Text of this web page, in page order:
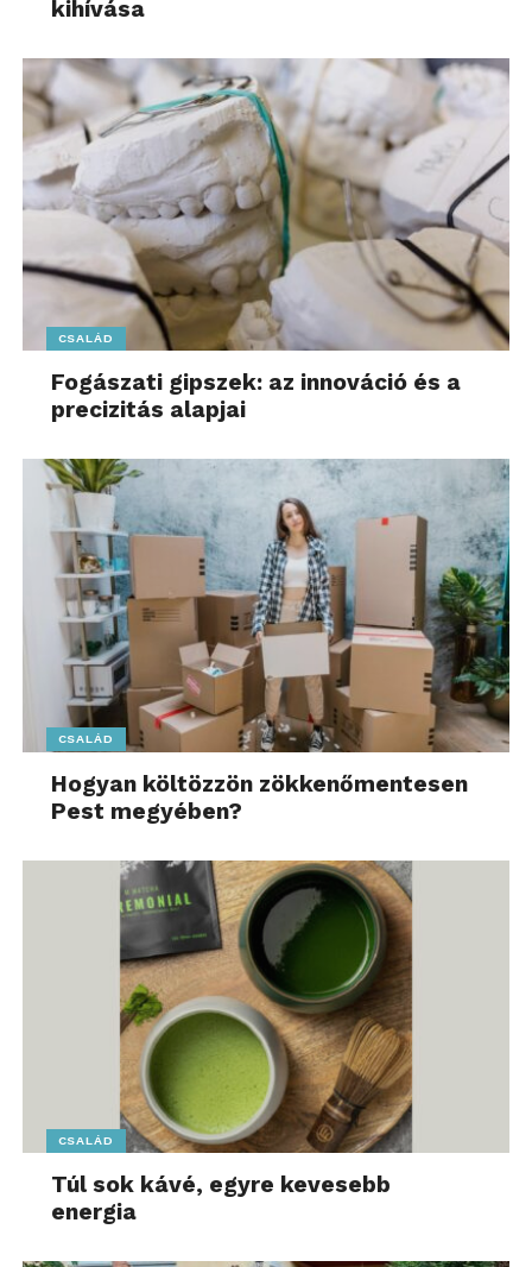
kihívása
CSALÁD
Fogászati gipszek: az innováció és a
precizitás alapjai
CSALÁD
Hogyan költözzön zökkenőmentesen
Pest megyében?
CSALÁD
Túl sok kávé, egyre kevesebb
energia